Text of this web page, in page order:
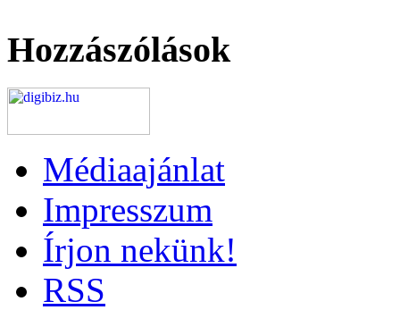
Hozzászólások
Médiaajánlat
Impresszum
Írjon nekünk!
RSS